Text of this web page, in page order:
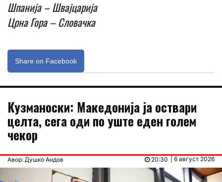
Шпанија – Швајцарија
Црна Гора – Словачка
Share on Facebook
Кузманоски: Македонија ја оствари
целта, сега оди по уште еден голем
чекор
Авор: Душко Андов | 6 август 2026
20:30